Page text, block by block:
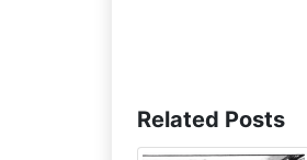
Related Posts